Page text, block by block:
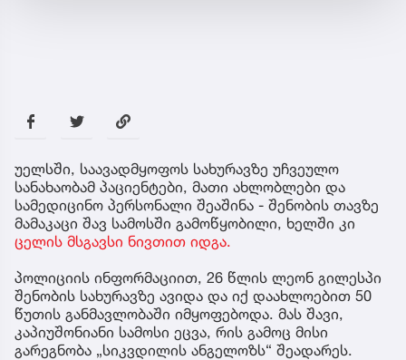
უელსში, საავადმყოფოს სახურავზე უჩვეულო
სანახაობამ პაციენტები, მათი ახლობლები და
სამედიცინო პერსონალი შეაშინა - შენობის თავზე
მამაკაცი შავ სამოსში გამოწყობილი, ხელში კი
ცელის მსგავსი ნივთით იდგა.
პოლიციის ინფორმაციით, 26 წლის ლეონ გილესპი
შენობის სახურავზე ავიდა და იქ დაახლოებით 50
წუთის განმავლობაში იმყოფებოდა. მას შავი,
კაპიუშონიანი სამოსი ეცვა, რის გამოც მისი
გარეგნობა „სიკვდილის ანგელოზს“ შეადარეს.